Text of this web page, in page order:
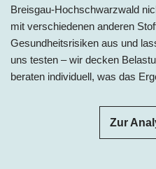
Breisgau-Hochschwarzwald
mit verschiedenen anderen
Gesundheitsrisiken aus und
uns testen – wir decken
beraten individuell, was das
Zur